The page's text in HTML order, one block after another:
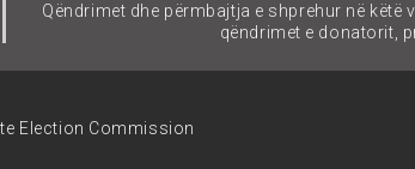
Qëndrimet dhe përmbajtja e shprehur në
qëndrimet e donatorit,
Election Commission